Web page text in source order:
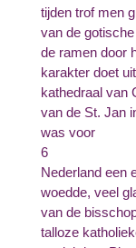
tijden trof men
van de
de ramen door
karakter doet
kathedraal van
van de St. Jan
was voor
6
Nederland een
woedde, veel
van de
talloze